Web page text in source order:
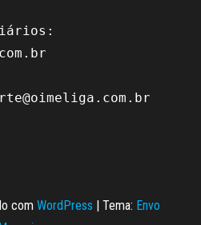
com WordPress | Tema: Envo